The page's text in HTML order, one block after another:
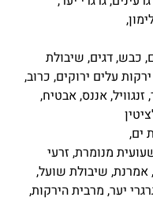
כבש, דגים, שיבולת
עלים ירוקים, כרוב,
זנגוויל, אננס, אבטיח,
מנומרת, זרעי
אמרנת, שיבולת שועל,
יער, מרבית הירקות,